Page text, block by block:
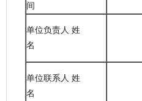
间
单位负责人 姓
名
单位联系人 姓
名